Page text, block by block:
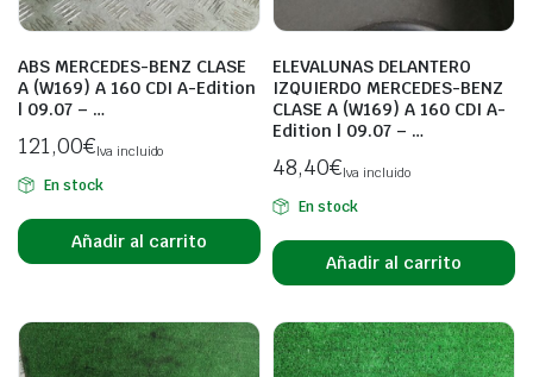
ABS MERCEDES-BENZ CLASE
A (W169) A 160 CDI A-Edition
| 09.07 – …
121,00€Iva incluido
En stock
Añadir al carrito
ELEVALUNAS DELANTERO
IZQUIERDO MERCEDES-BENZ
CLASE A (W169) A 160 CDI A-
Edition | 09.07 – …
48,40€Iva incluido
En stock
Añadir al carrito